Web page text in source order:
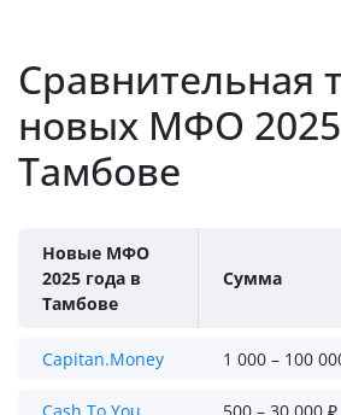
Сравнительная
новых МФО 2025
Тамбове
Новые МФО
2025 года в
Тамбове
Сумма
Capitan.Money 1 000 – 100